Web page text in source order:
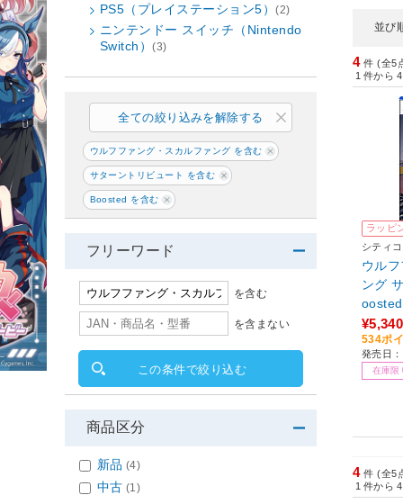
並び
4 件 (全5
1 件から 4
ラッピ
シティ
ウル
ング
oosted
¥5,340
534ポ
発売日
在庫限
4 件 (全5
1 件から 4
PS5（プレイステーション5）(2)
ニンテンドー スイッチ（Nintendo
Switch）(3)
全ての絞り込みを解除する
ウルフファング・スカルファング を含む
サターントリビュート を含む
Boosted を含む
フリーワード
を含む
を含まない
この条件で絞り込む
商品区分
新品 (4)
中古 (1)